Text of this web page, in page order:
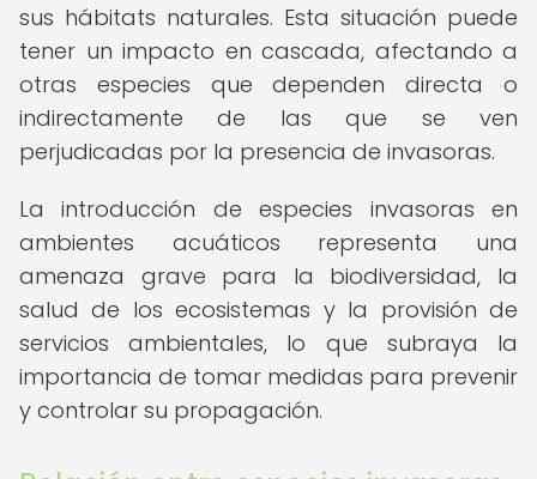
sus hábitats naturales. Esta situación puede
tener un impacto en cascada, afectando a
otras especies que dependen directa o
indirectamente de las que se ven
perjudicadas por la presencia de invasoras.
La introducción de especies invasoras en
ambientes acuáticos representa una
amenaza grave para la biodiversidad, la
salud de los ecosistemas y la provisión de
servicios ambientales, lo que subraya la
importancia de tomar medidas para prevenir
y controlar su propagación.